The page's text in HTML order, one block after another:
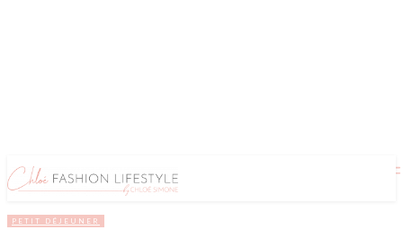
PETIT DÉJEUNER